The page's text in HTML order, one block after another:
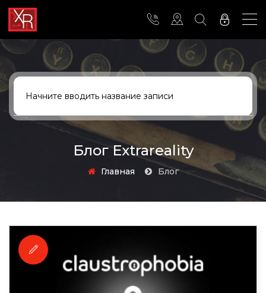
Блог Extrareality
Главная Блог